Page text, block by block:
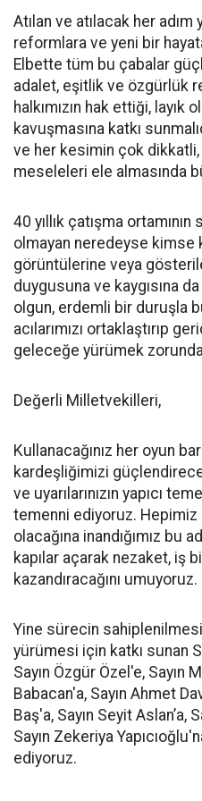
Atılan ve atılacak her
reformlara ve yeni bir
Elbette tüm bu çabalar
adalet, eşitlik ve özgürlük
halkımızın hak ettiği,
kavuşmasına katkı
ve her kesimin çok
meseleleri ele almasında
40 yıllık çatışma
olmayan neredeyse kimse
görüntülerine veya
duygusuna ve kaygısına
olgun, erdemli bir duruşla
acılarımızı ortaklaştırıp
geleceğe yürümek
Değerli Milletvekilleri,
Kullanacağınız her oyun
kardeşliğimizi
ve uyarılarınızın yapıcı
temenni ediyoruz. Hepimiz
olacağına inandığımız bu
kapılar açarak nezaket, iş
kazandıracağını umuyoruz.
Yine sürecin sahiplenilmesi
yürümesi için katkı sunan
Sayın Özgür Özel'e, Sayın
Babacan'a, Sayın Ahmet
Baş'a, Sayın Seyit Aslan’a,
Sayın Zekeriya
ediyoruz.